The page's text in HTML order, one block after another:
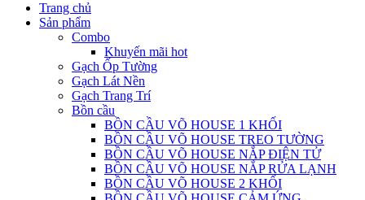
Trang chủ
Sản phẩm
Combo
Khuyến mãi hot
Gạch Ốp Tường
Gạch Lát Nền
Gạch Trang Trí
Bồn cầu
BỒN CẦU VÕ HOUSE 1 KHỐI
BỒN CẦU VÕ HOUSE TREO TƯỜNG
BỒN CẦU VÕ HOUSE NẮP ĐIỆN TỬ
BỒN CẦU VÕ HOUSE NẮP RỬA LẠNH
BỒN CẦU VÕ HOUSE 2 KHỐI